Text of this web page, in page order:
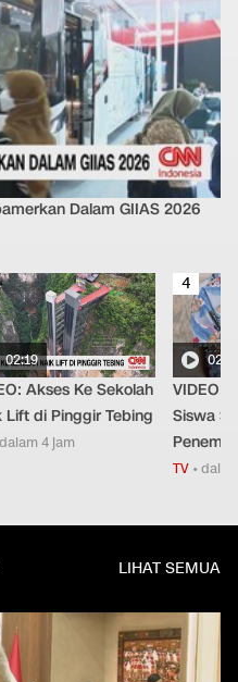
Dalam GIIAS 2026
02:19
Akses Ke Sekolah
Lift di Pinggir Tebing
dalam 4 jam
4
VIDEO:
Siswa
TV •
LIHAT SEMUA